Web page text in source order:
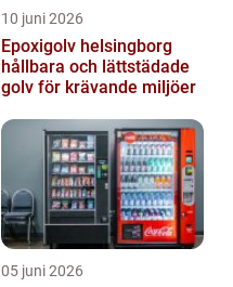
10 juni 2026
Epoxigolv helsingborg
hållbara och lättstädade
golv för krävande miljöer
05 juni 2026